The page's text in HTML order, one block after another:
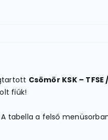
Csömör KSK –
fiúk!
tabella a felső